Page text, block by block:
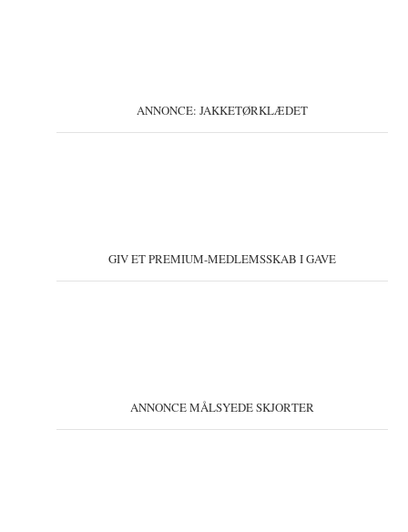
ANNONCE: JAKKETØRKLÆDET
GIV ET PREMIUM-MEDLEMSSKAB I GAVE
ANNONCE MÅLSYEDE SKJORTER